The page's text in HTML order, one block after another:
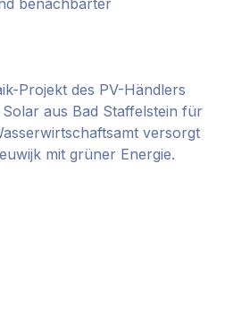
Projekt des PV-Händlers
aus Bad Staffelstein für
versorgt
mit grüner Energie.